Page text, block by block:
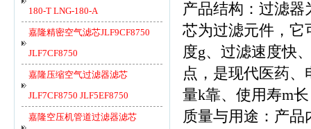
180-T LNG-180-A
嘉隆精密空气滤芯JLF9CF8750
JLF7CF8750
嘉隆压缩空气过滤器滤芯
JLF7CF8750 JLF5EF8750
嘉隆空压机管道过滤器滤芯
产品结构：过滤器
芯为过滤元件，它
度g、过滤速度快
点，是现代医药
量k靠、使用寿m
质量与用途：产